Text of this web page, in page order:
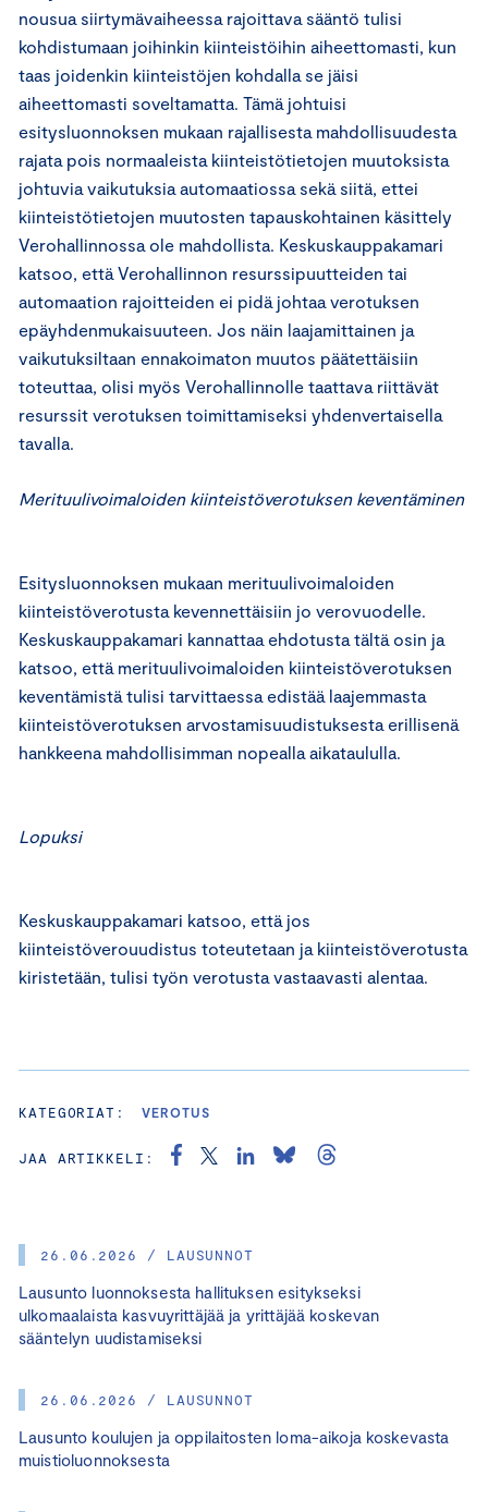
26.06.2026 / LAUSUNNOT
Lausunto luonnoksesta hallituksen esitykseksi
ulkomaalaista kasvuyrittäjää ja yrittäjää koskevan
sääntelyn uudistamiseksi
26.06.2026 / LAUSUNNOT
Lausunto koulujen ja oppilaitosten loma-aikoja koskevasta
muistioluonnoksesta
nousua siirtymävaiheessa rajoittava sääntö tulisi
kohdistumaan joihinkin kiinteistöihin aiheettomasti, kun
taas joidenkin kiinteistöjen kohdalla se jäisi
aiheettomasti soveltamatta. Tämä johtuisi
esitysluonnoksen mukaan rajallisesta mahdollisuudesta
rajata pois normaaleista kiinteistötietojen muutoksista
johtuvia vaikutuksia automaatiossa sekä siitä, ettei
kiinteistötietojen muutosten tapauskohtainen käsittely
Verohallinnossa ole mahdollista. Keskuskauppakamari
katsoo, että Verohallinnon resurssipuutteiden tai
automaation rajoitteiden ei pidä johtaa verotuksen
epäyhdenmukaisuuteen. Jos näin laajamittainen ja
vaikutuksiltaan ennakoimaton muutos päätettäisiin
toteuttaa, olisi myös Verohallinnolle taattava riittävät
resurssit verotuksen toimittamiseksi yhdenvertaisella
tavalla.
Merituulivoimaloiden kiinteistöverotuksen keventäminen
Esitysluonnoksen mukaan merituulivoimaloiden
kiinteistöverotusta kevennettäisiin jo verovuodelle.
Keskuskauppakamari kannattaa ehdotusta tältä osin ja
katsoo, että merituulivoimaloiden kiinteistöverotuksen
keventämistä tulisi tarvittaessa edistää laajemmasta
kiinteistöverotuksen arvostamisuudistuksesta erillisenä
hankkeena mahdollisimman nopealla aikataululla.
Lopuksi
Keskuskauppakamari katsoo, että jos
kiinteistöverouudistus toteutetaan ja kiinteistöverotusta
kiristetään, tulisi työn verotusta vastaavasti alentaa.
KATEGORIAT: VEROTUS
JAA ARTIKKELI: